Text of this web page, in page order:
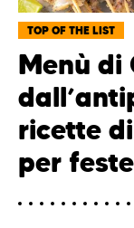
TOP OF THE LIST
Menù di
ricette
per